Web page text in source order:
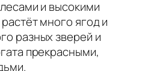
и высокими
много ягод и
разных зверей и
прекрасными,